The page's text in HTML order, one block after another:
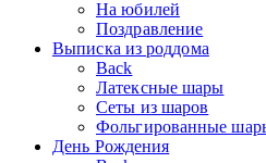
На юбилей
Поздравление
Выписка из роддома
Back
Латексные шары
Сеты из шаров
Фольгированные
День Рождения